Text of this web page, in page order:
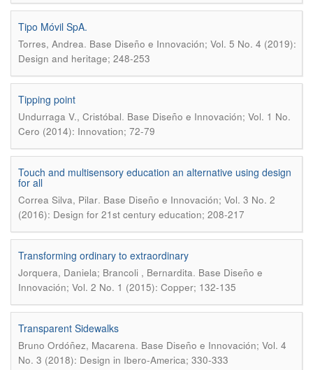
Tipo Móvil SpA.
Torres, Andrea. Base Diseño e Innovación; Vol. 5 No. 4 (2019):
Design and heritage; 248-253
Tipping point
Undurraga V., Cristóbal. Base Diseño e Innovación; Vol. 1 No.
Cero (2014): Innovation; 72-79
Touch and multisensory education an alternative using design
for all
Correa Silva, Pilar. Base Diseño e Innovación; Vol. 3 No. 2
(2016): Design for 21st century education; 208-217
Transforming ordinary to extraordinary
Jorquera, Daniela; Brancoli , Bernardita. Base Diseño e
Innovación; Vol. 2 No. 1 (2015): Copper; 132-135
Transparent Sidewalks
Bruno Ordóñez, Macarena. Base Diseño e Innovación; Vol. 4
No. 3 (2018): Design in Ibero-America; 330-333